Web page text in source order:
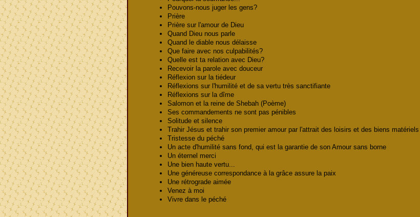
Pouvons-nous juger les gens?
Prière
Prière sur l'amour de Dieu
Quand Dieu nous parle
Quand le diable nous délaisse
Que faire avec nos culpabilités?
Quelle est ta relation avec Dieu?
Recevoir la parole avec douceur
Réflexion sur la tiédeur
Réflexions sur l'humilité et de sa vertu très sanctifiante
Réflexions sur la dîme
Salomon et la reine de Shebah (Poème)
Ses commandements ne sont pas pénibles
Solitude et silence
Trahir Jésus et trahir son premier amour par l'attrait des loisirs et des biens matériels
Tristesse du péché
Un acte d'humilité sans fond, qui est la garantie de son Amour sans borne
Un éternel merci
Une bien haute vertu...
Une généreuse correspondance à la grâce assure la paix
Une rétrograde aimée
Venez à moi
Vivre dans le péché